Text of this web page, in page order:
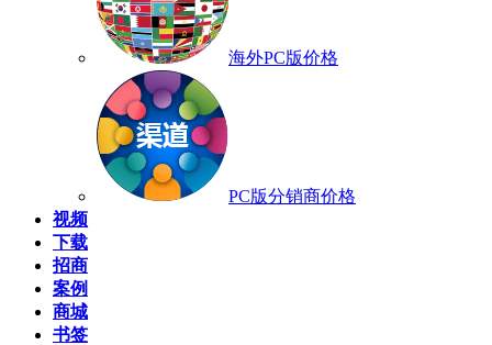
海外PC版价格
PC版分销商价格
视频
下载
招商
案例
商城
书签